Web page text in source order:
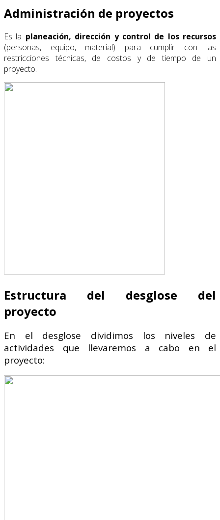
Administración de proyectos
Es la planeación, dirección y control de los recursos
(personas, equipo, material) para cumplir con las
restricciones técnicas, de costos y de tiempo de un
proyecto.
Estructura del desglose del
proyecto
En el desglose dividimos los niveles de
actividades que llevaremos a cabo en el
proyecto: